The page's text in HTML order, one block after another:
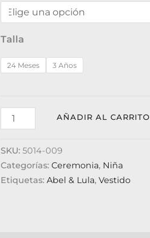
Talla
24 Meses 3 Años
AÑADIR AL CARRITO
SKU:5014-009
Categorías:Ceremonia, Niña
Etiquetas:Abel & Lula,Vestido